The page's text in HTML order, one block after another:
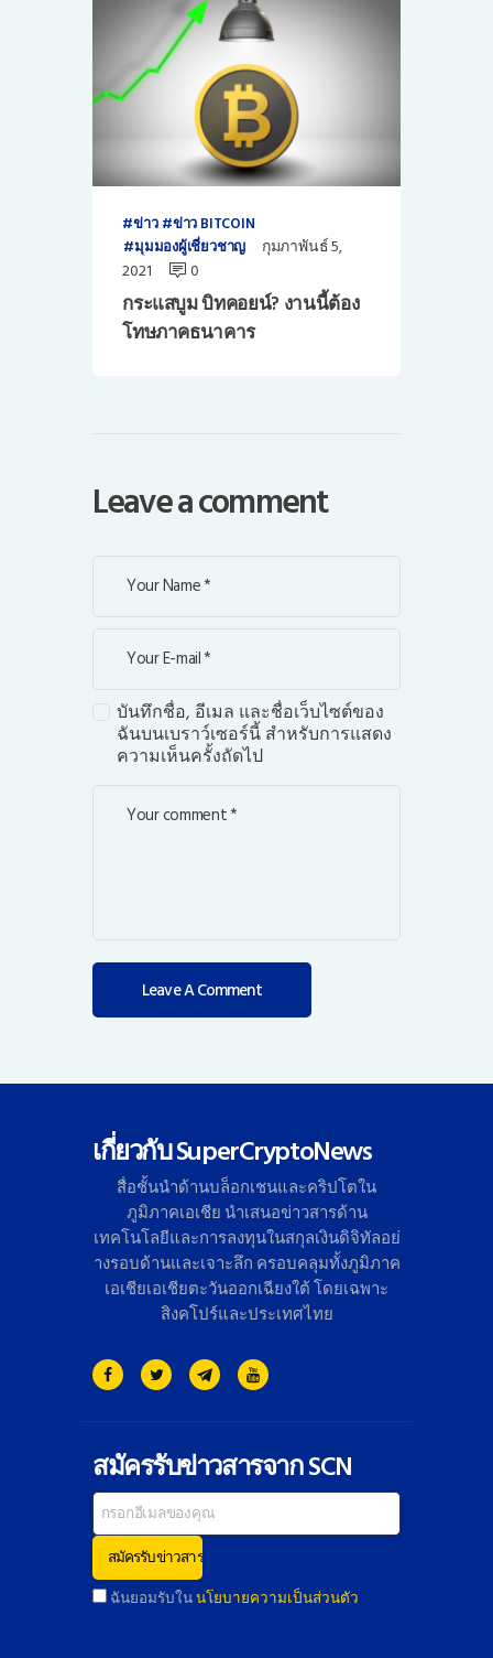
ข่าว
ข่าว BITCOIN
มุมมองผู้เชี่ยวชาญ
กุมภาพันธ์ 5,
2021
0
กระแสบูม บิทคอยน์? งานนี้ต้อง
โทษภาคธนาคาร
Leave a comment
บันทึกชื่อ, อีเมล และชื่อเว็บไซต์ของ
ฉันบนเบราว์เซอร์นี้ สำหรับการแสดง
ความเห็นครั้งถัดไป
เกี่ยวกับ SuperCryptoNews
สื่อชั้นนำด้านบล็อกเชนและคริปโตใน
ภูมิภาคเอเชีย นำเสนอข่าวสารด้าน
เทคโนโลยีและการลงทุนในสกุลเงินดิจิทัลอย่
างรอบด้านและเจาะลึก ครอบคลุมทั้งภูมิภาค
เอเชียเอเชียตะวันออกเฉียงใต้ โดยเฉพาะ
สิงคโปร์และประเทศไทย
สมัครรับข่าวสารจาก SCN
ฉันยอมรับในนโยบายความเป็นส่วนตัว